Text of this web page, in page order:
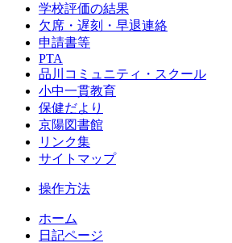
学校評価の結果
欠席・遅刻・早退連絡
申請書等
PTA
品川コミュニティ・スクール
小中一貫教育
保健だより
京陽図書館
リンク集
サイトマップ
操作方法
ホーム
日記ページ